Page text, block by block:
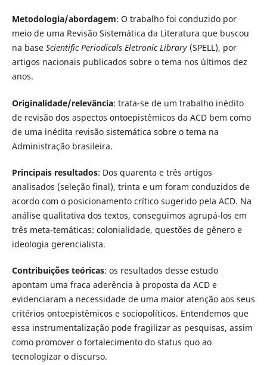
Metodologia/abordagem: O trabalho foi conduzido por
meio de uma Revisão Sistemática da Literatura que buscou
na base Scientific Periodicals Eletronic Library(SPELL), por
artigos nacionais publicados sobre o tema nos últimos dez
anos.
Originalidade/relevância: trata-se de um trabalho inédito
de revisão dos aspectos ontoepistêmicos da ACD bem como
de uma inédita revisão sistemática sobre o tema na
Administração brasileira.
Principais resultados: Dos quarenta e três artigos
analisados (seleção final), trinta e um foram conduzidos de
acordo com o posicionamento crítico sugerido pela ACD. Na
análise qualitativa dos textos, conseguimos agrupá-los em
três meta-temáticas: colonialidade, questões de gênero e
ideologia gerencialista.
Contribuições teóricas: os resultados desse estudo
apontam uma fraca aderência à proposta da ACD e
evidenciaram a necessidade de uma maior atenção aos seus
critérios ontoepistêmicos e sociopolíticos. Entendemos que
essa instrumentalização pode fragilizar as pesquisas, assim
como promover o fortalecimento do status quo ao
tecnologizar o discurso.